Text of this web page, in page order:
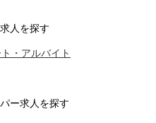
人を探す
・アルバイト
ー求人を探す